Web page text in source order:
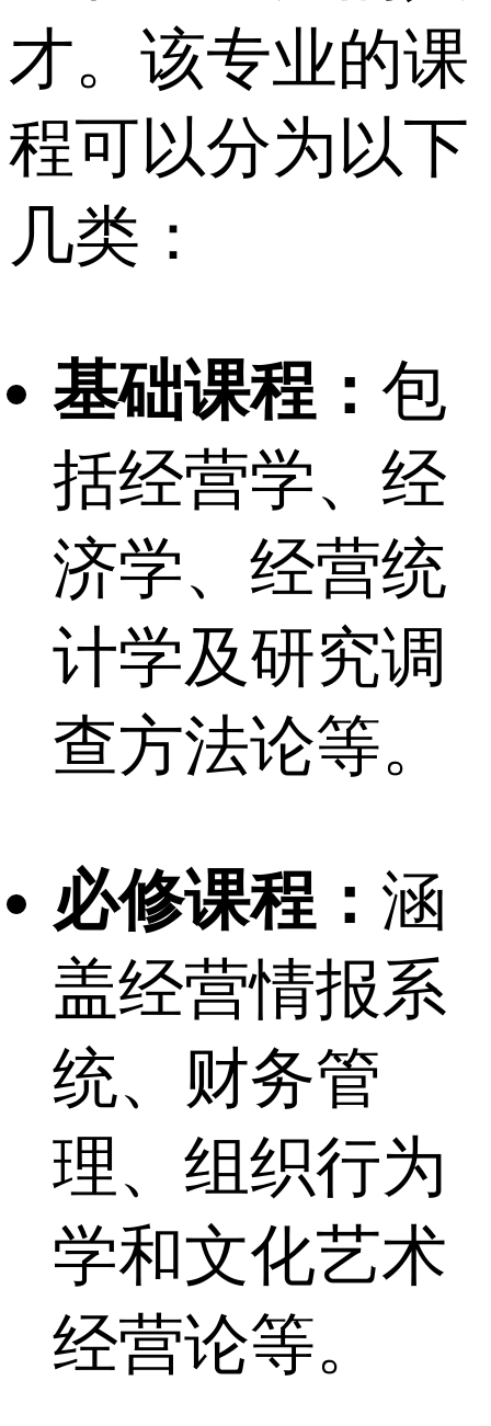
才。该专业的课
程可以分为以下
几类：
基础课程： 包
括经营学、经
济学、经营统
计学及研究调
查方法论等。
必修课程： 涵
盖经营情报系
统、财务管
理、组织行为
学和文化艺术
经营论等。